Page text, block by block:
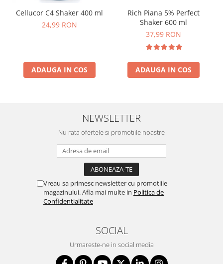
Cellucor C4 Shaker 400 ml
24,99 RON
ADAUGA IN COS
Rich Piana 5% Perfect
Shaker 600 ml
37,99 RON
ADAUGA IN COS
NEWSLETTER
Nu rata ofertele si promotiile noastre
Vreau sa primesc newsletter cu promotiile
magazinului. Afla mai multe in Politica de
Confidentialitate
SOCIAL
Urmareste-ne in social media